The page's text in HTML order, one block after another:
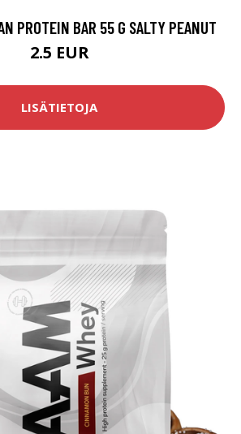
PROTEIN BAR 55 G SALTY PEANUT
2.5 EUR
LISÄTIETOJA